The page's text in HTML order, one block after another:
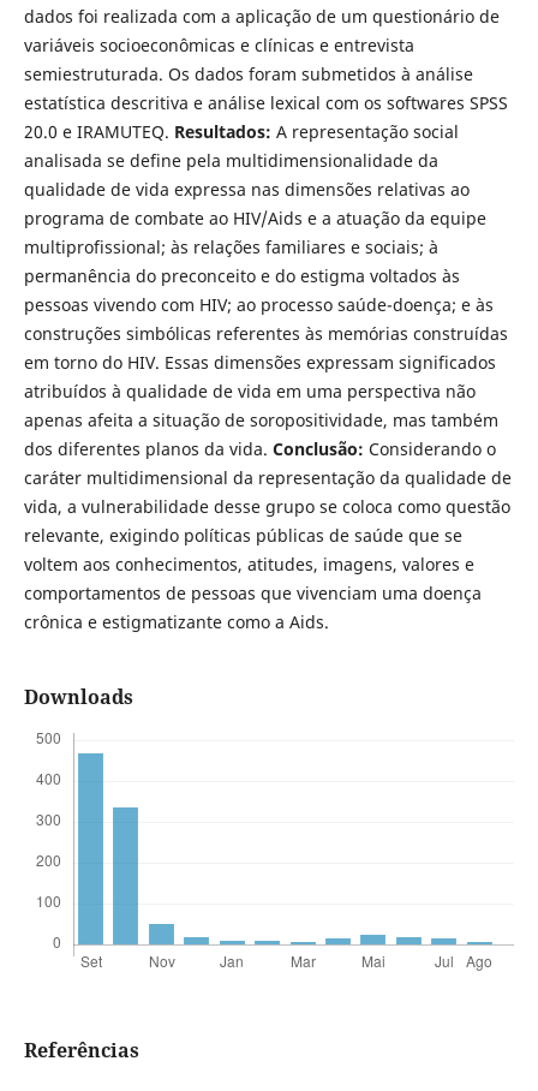
dados foi realizada com a aplicação de um questionário de
variáveis socioeconômicas e clínicas e entrevista
semiestruturada. Os dados foram submetidos à análise
estatística descritiva e análise lexical com os softwares SPSS
20.0 e IRAMUTEQ. Resultados: A representação social
analisada se define pela multidimensionalidade da
qualidade de vida expressa nas dimensões relativas ao
programa de combate ao HIV/Aids e a atuação da equipe
multiprofissional; às relações familiares e sociais; à
permanência do preconceito e do estigma voltados às
pessoas vivendo com HIV; ao processo saúde-doença; e às
construções simbólicas referentes às memórias construídas
em torno do HIV. Essas dimensões expressam significados
atribuídos à qualidade de vida em uma perspectiva não
apenas afeita a situação de soropositividade, mas também
dos diferentes planos da vida. Conclusão: Considerando o
caráter multidimensional da representação da qualidade de
vida, a vulnerabilidade desse grupo se coloca como questão
relevante, exigindo políticas públicas de saúde que se
voltem aos conhecimentos, atitudes, imagens, valores e
comportamentos de pessoas que vivenciam uma doença
crônica e estigmatizante como a Aids.
Downloads
Referências